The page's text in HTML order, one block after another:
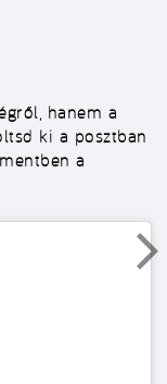
hanem a
ki a posztban
a